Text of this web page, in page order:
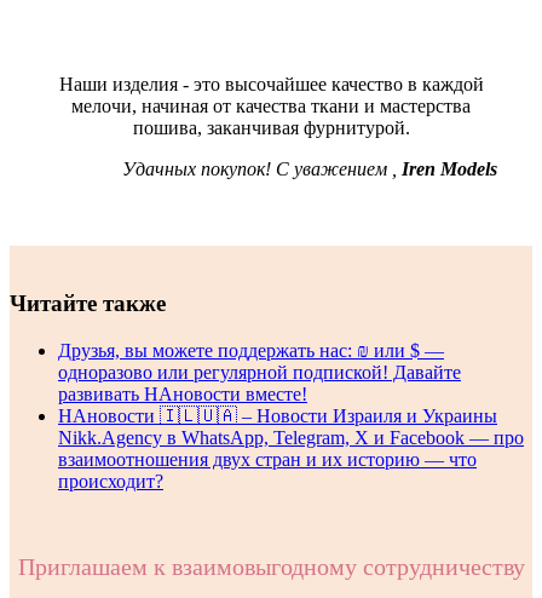
Наши изделия - это высочайшее качество в каждой
мелочи, начиная от качества ткани и мастерства
пошива, заканчивая фурнитурой.
Удачных покупок! С уважением , Iren Models
Читайте также
Друзья, вы можете поддержать нас: ₪ или $ —
одноразово или регулярной подпиской! Давайте
развивать НАновости вместе!
НАновости 🇮🇱🇺🇦 – Новости Израиля и Украины
Nikk.Agency в WhatsApp, Telegram, X и Facebook — про
взаимоотношения двух стран и их историю — что
происходит?
Приглашаем к взаимовыгодному сотрудничеству